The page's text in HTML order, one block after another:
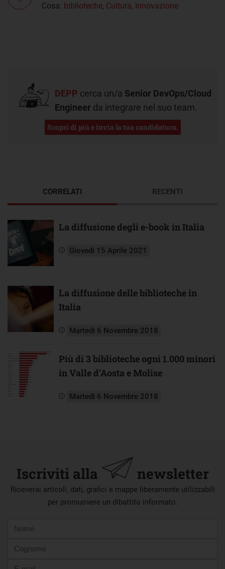
Cosa: biblioteche, Cultura, Innovazione
DEPP cerca un/a Senior DevOps/Cloud
Engineer da integrare nel suo team.
Scopri di più e invia la tua candidatura.
CORRELATI
La diffusione degli e-book in Italia
Giovedì 15 Aprile 2021
La diffusione delle biblioteche in
Italia
Martedì 6 Novembre 2018
Più di 3 biblioteche ogni 1.000 minori
in Valle d’Aosta e Molise
Martedì 6 Novembre 2018
RECENTI
Iscriviti alla newsletter
Riceverai articoli, dati, grafici e mappe liberamente utilizzabili
per promuovere un dibattito informato.
mail